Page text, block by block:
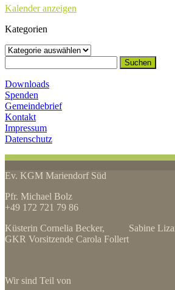
Kalender anzeigen
Kategorien
Kategorien
nach:
Downloads
Spenden
Gemeindebrief
Kontakt
Impressum
Datenschutz
Ev. KGM Mariendorf Süd
Pfr. Michael Bolz
+49 172 721 79 86
Küsterin Cornelia Becker, Sabine
GKR Vorsitzende Carola Follert
Wir sind Teil von